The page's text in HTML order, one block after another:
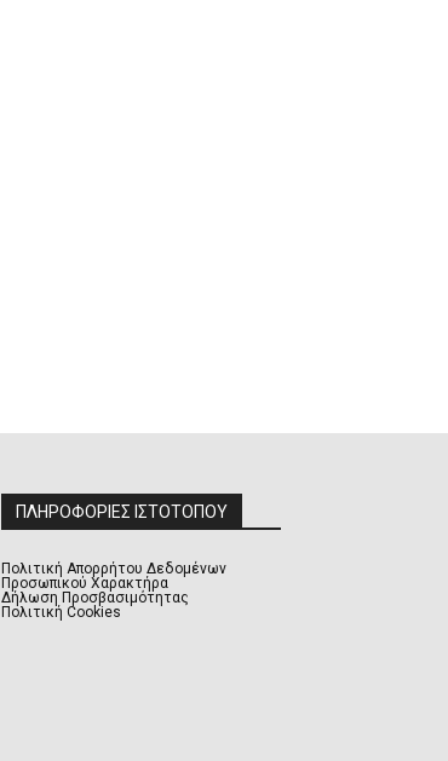
ΠΛΗΡΟΦΟΡΙΕΣ ΙΣΤΟΤΟΠΟΥ
Πολιτική Απορρήτου Δεδομένων
Προσωπικού Χαρακτήρα
Δήλωση Προσβασιμότητας
Πολιτική Cookies